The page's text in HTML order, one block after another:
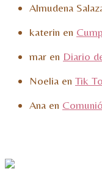
Almudena
katerin en
mar en Diario
Noelia en Tik
Ana en